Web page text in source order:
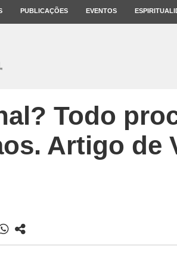
PUBLICAÇÕES EVENTOS
Todo
Artigo de